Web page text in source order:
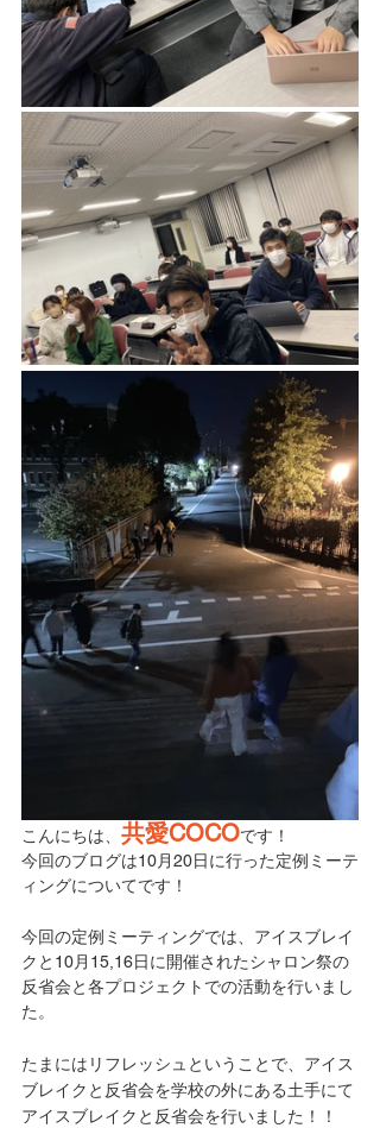
こんにちは、 共愛COCOです！
今回のブログは10月20日に行った定例ミーテ
ィングについてです！
今回の定例ミーティングでは、アイスブレイ
クと10月15,16日に開催されたシャロン祭の
反省会と各プロジェクトでの活動を行いまし
た。
たまにはリフレッシュということで、アイス
ブレイクと反省会を学校の外にある土手にて
アイスブレイクと反省会を行いました！！